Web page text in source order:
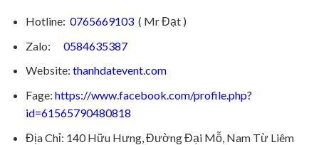
Hotline: 0765669103 ( Mr Đạt )
Zalo: 0584635387
Website: thanhdatevent.com
Fage: https://www.facebook.com/profile.php?
id=61565790480818
Địa Chỉ: 140 Hữu Hưng, Đường Đại Mỗ, Nam Từ Liêm